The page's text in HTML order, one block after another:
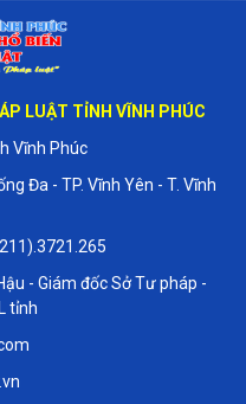
LUẬT TỈNH VĨNH PHÚC
Vĩnh Phúc
Đa - TP. Vĩnh Yên - T. Vĩnh
- Giám đốc Sở Tư pháp -
tỉnh